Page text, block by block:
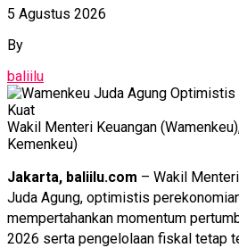
5 Agustus 2026
By
baliilu
Wakil Menteri Keuangan
Kemenkeu)
Jakarta, baliilu.com – Wakil
Juda Agung, optimistis
mempertahankan momentum
2026 serta pengelolaan fiskal tetap